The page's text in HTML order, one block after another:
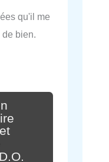
qu'il me
bien.